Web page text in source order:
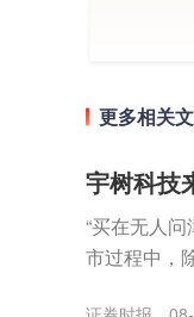
更多相关
宇树科技
“买在无人
市过程中，